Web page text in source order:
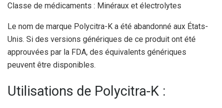
Classe de médicaments : Minéraux et électrolytes
Le nom de marque Polycitra-K a été abandonné aux États-
Unis. Si des versions génériques de ce produit ont été
approuvées par la FDA, des équivalents génériques
peuvent être disponibles.
Utilisations de Polycitra-K :